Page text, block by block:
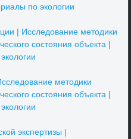
по экологии
| Исследование методики
состояния объекта |
методики
состояния объекта |
экспертизы |